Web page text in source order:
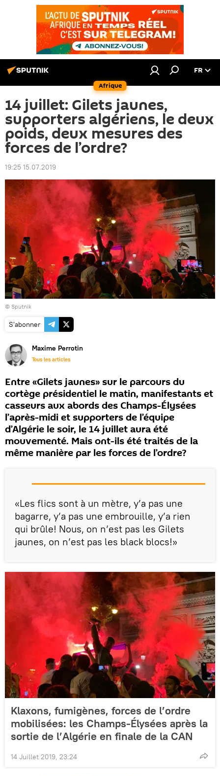
Afrique
FR
14 juillet: Gilets jaunes,
supporters algériens, le deux
poids, deux mesures des
forces de l’ordre?
19:25 15.07.2019
© Sputnik
S'abonner
Maxime Perrotin
Tous les articles
Entre «Gilets jaunes» sur le parcours du
cortège présidentiel le matin, manifestants et
casseurs aux abords des Champs-Élysées
l’après-midi et supporters de l’équipe
d’Algérie le soir, le 14 juillet aura été
mouvementé. Mais ont-ils été traités de la
même manière par les forces de l’ordre?
«Les flics sont à un mètre, y’a pas une
bagarre, y’a pas une embrouille, y’a rien
qui brûle! Nous, on n’est pas les Gilets
jaunes, on n’est pas les black blocs!»
Klaxons, fumigènes, forces de l’ordre
mobilisées: les Champs-Élysées après la
sortie de l’Algérie en finale de la CAN
14 Juillet 2019, 23:24